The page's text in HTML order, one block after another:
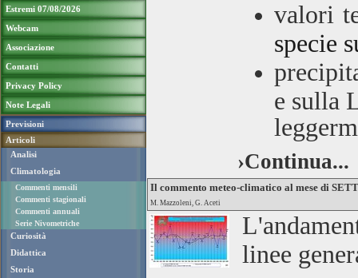
Estremi 07/08/2026
Webcam
Associazione
Contatti
Privacy Policy
Note Legali
Previsioni
Articoli
Analisi
Climatologia
Commenti mensili
Commenti stagionali
Commenti annuali
Serie Nivometriche
Curiosità
Didattica
Storia
valori
specie
e sulla
›Continua...
Il commento meteo-climatico al mese di
M. Mazzoleni, G. Aceti
linee